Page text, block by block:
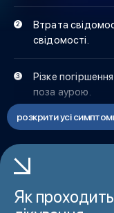
Втрата
свідомості.
Різке
поза аурою.
Оніміння
або паралічу.
розкрити усі
Як